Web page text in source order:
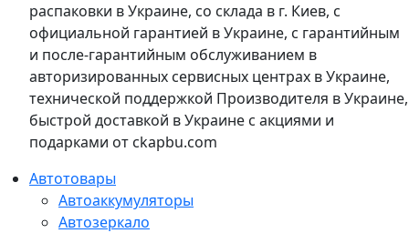
распаковки в Украине, со склада в г. Киев, с
официальной гарантией в Украине, с гарантийным
и после-гарантийным обслуживанием в
авторизированных сервисных центрах в Украине,
технической поддержкой Производителя в Украине,
быстрой доставкой в Украине с акциями и
подарками от ckapbu.com
Автотовары
Автоаккумуляторы
Автозеркало